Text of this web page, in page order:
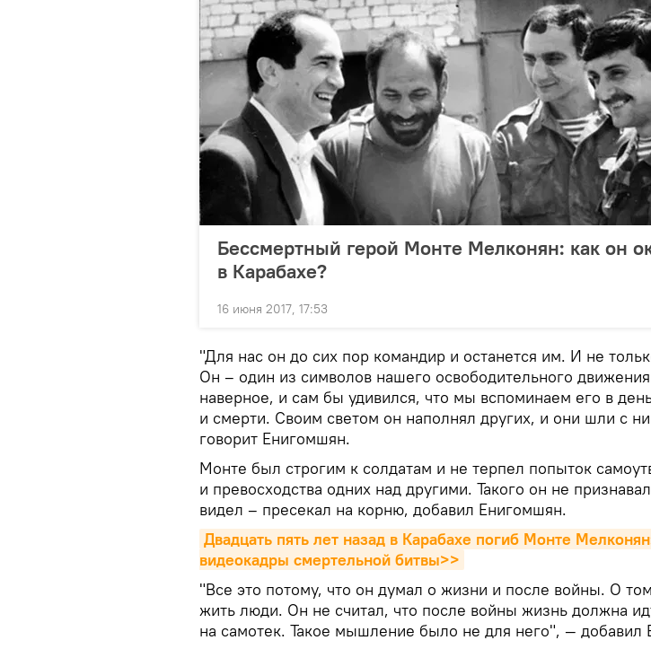
Бессмертный герой Монте Мелконян: как он
в Карабахе?
16 июня 2017, 17:53
"Для нас он до сих пор командир и останется им. И не
Он – один из символов нашего освободительного
наверное, и сам бы удивился, что мы вспоминаем его в
и смерти. Своим светом он наполнял других, и они шли с
говорит Енигомшян.
Монте был строгим к солдатам и не терпел попыток
и превосходства одних над другими. Такого он не
видел – пресекал на корню, добавил Енигомшян.
Двадцать пять лет назад в Карабахе погиб Монте
видеокадры смертельной битвы>>
"Все это потому, что он думал о жизни и после войны. О
жить люди. Он не считал, что после войны жизнь должна
на самотек. Такое мышление было не для него", — добавил